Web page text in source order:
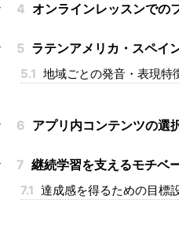
4 オンラインレッスンでの
5 ラテンアメリカ・スペイ
5.1 地域ごとの発音・表現特
6 アプリ内コンテンツの選
7 継続学習を支えるモチベ
7.1 達成感を得るための目標